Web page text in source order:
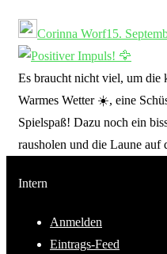
Corinna Worf15.
Es braucht nicht viel, um die
Warmes Wetter ☀️, eine
Spielspaß! Dazu noch ein
rausholen und die Laune auf
Intern
Anmelden
Eintrags-Feed